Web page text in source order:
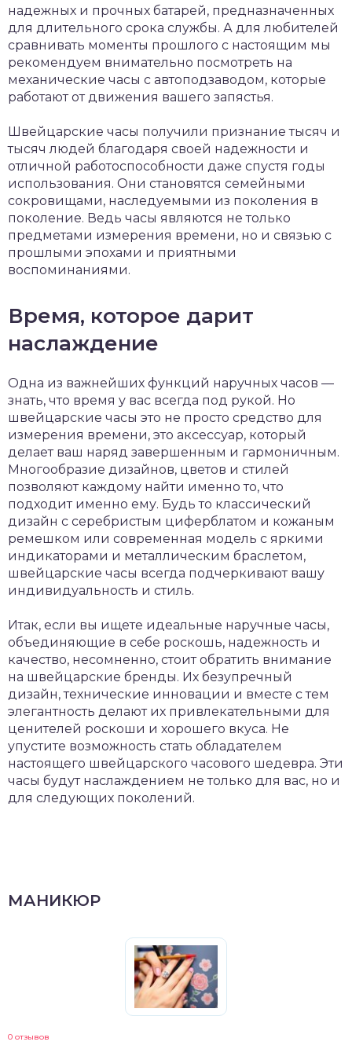
надежных и прочных батарей, предназначенных
для длительного срока службы. А для любителей
сравнивать моменты прошлого с настоящим мы
рекомендуем внимательно посмотреть на
механические часы с автоподзаводом, которые
работают от движения вашего запястья.
Швейцарские часы получили признание тысяч и
тысяч людей благодаря своей надежности и
отличной работоспособности даже спустя годы
использования. Они становятся семейными
сокровищами, наследуемыми из поколения в
поколение. Ведь часы являются не только
предметами измерения времени, но и связью с
прошлыми эпохами и приятными
воспоминаниями.
Время, которое дарит
наслаждение
Одна из важнейших функций наручных часов —
знать, что время у вас всегда под рукой. Но
швейцарские часы это не просто средство для
измерения времени, это аксессуар, который
делает ваш наряд завершенным и гармоничным.
Многообразие дизайнов, цветов и стилей
позволяют каждому найти именно то, что
подходит именно ему. Будь то классический
дизайн с серебристым циферблатом и кожаным
ремешком или современная модель с яркими
индикаторами и металлическим браслетом,
швейцарские часы всегда подчеркивают вашу
индивидуальность и стиль.
Итак, если вы ищете идеальные наручные часы,
объединяющие в себе роскошь, надежность и
качество, несомненно, стоит обратить внимание
на швейцарские бренды. Их безупречный
дизайн, технические инновации и вместе с тем
элегантность делают их привлекательными для
ценителей роскоши и хорошего вкуса. Не
упустите возможность стать обладателем
настоящего швейцарского часового шедевра. Эти
часы будут наслаждением не только для вас, но и
для следующих поколений.
МАНИКЮР
0 отзывов